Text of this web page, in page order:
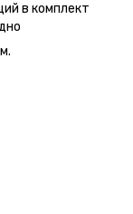
в комплект